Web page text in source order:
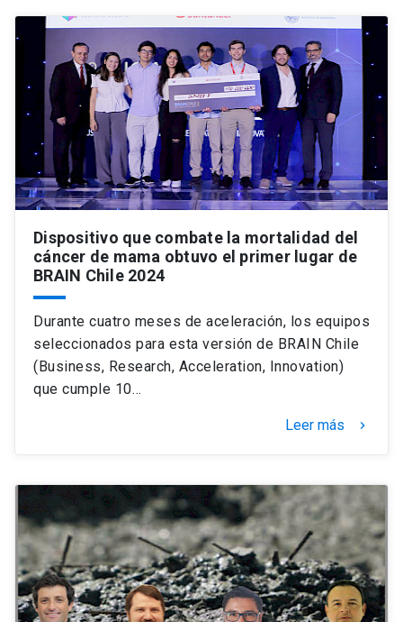
Dispositivo que combate la mortalidad del
cáncer de mama obtuvo el primer lugar de
BRAIN Chile 2024
Durante cuatro meses de aceleración, los equipos
seleccionados para esta versión de BRAIN Chile
(Business, Research, Acceleration, Innovation)
que cumple 10…
Leer más keyboard_arrow_right